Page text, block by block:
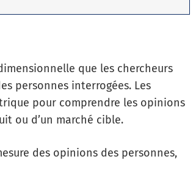
que les chercheurs
personnes interrogées. Les
pour comprendre les opinions
ou d’un marché cible.
des opinions des personnes,